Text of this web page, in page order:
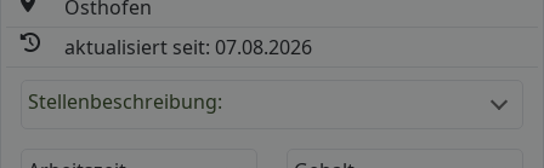
Osthofen
aktualisiert seit: 07.08.2026
Stellenbeschreibung: